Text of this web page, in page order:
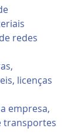
redes
licenças
empresa,
transportes